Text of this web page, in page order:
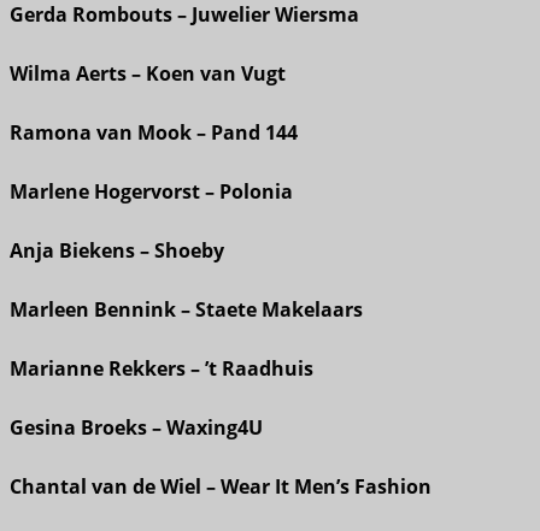
Gerda Rombouts – Juwelier Wiersma
Wilma Aerts – Koen van Vugt
Ramona van Mook – Pand 144
Marlene Hogervorst – Polonia
Anja Biekens – Shoeby
Marleen Bennink – Staete Makelaars
Marianne Rekkers – ’t Raadhuis
Gesina Broeks – Waxing4U
Chantal van de Wiel – Wear It Men’s Fashion